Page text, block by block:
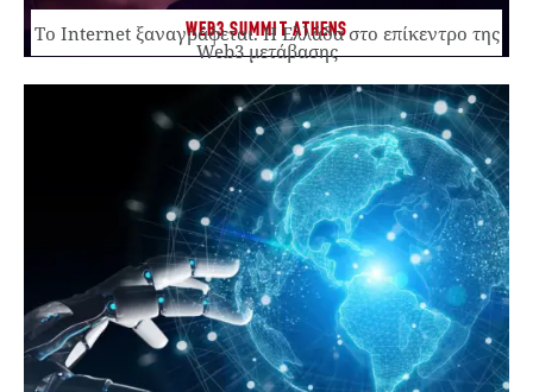
WEB3 SUMMIT ATHENS
Το Internet ξαναγράφεται. Η Ελλάδα στο επίκεντρο της
Web3 μετάβασης